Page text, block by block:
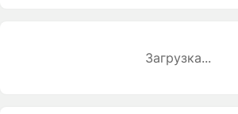
Загрузка...